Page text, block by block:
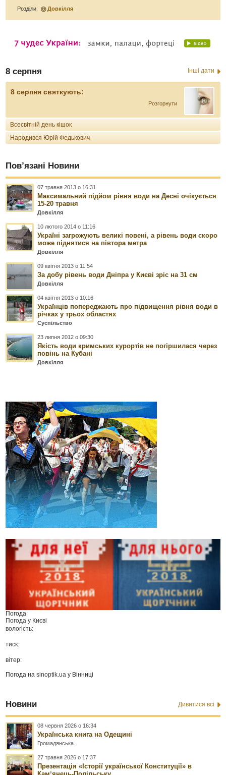
Розділи: Довкілля
8 серпня Інші дати
8 серпня святкують:
Розгорнути
Всесвітній день кішок
Народився Юрій Федькович
Пов’язані Новини
07 травня 2013 о 16:31
Максимальний підйом рівня води на Десні очікується
15-20 травня
Довкілля
10 лютого 2014 о 11:16
Україні загрожують великі повені, а рівень води скоро
може піднятися на півтора метра
Довкілля
09 квітня 2013 о 11:54
За добу рівень води Дніпра у Києві зріс на 31 см
Довкілля
04 квітня 2013 о 10:16
Українців попереджають про підвищення рівня води в
річках у трьох областях
Суспільство
23 липня 2012 о 09:30
Якість води кримських курортів не погіршилася через
повінь на Кубані
Довкілля
Погода
Погода у Києві
вологість:
тиск:
вітер:
Погода наsinoptik.ua у Вінниці
Новини Дивитися всі
08 червня 2026 о 16:34
Українська книга на Одещині
Громадянська
27 травня 2026 о 17:37
Презентація «Історії української Конституції» в